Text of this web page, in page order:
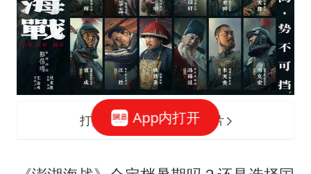
打开网易新闻 查看精彩图片
App内打开